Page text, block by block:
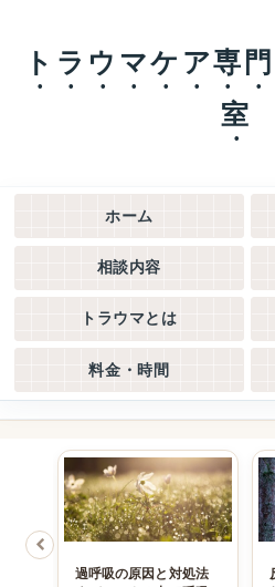
トラウマケア専
室
ホーム
相談内容
トラウマとは
料金・時間
過呼吸の原因と対処法